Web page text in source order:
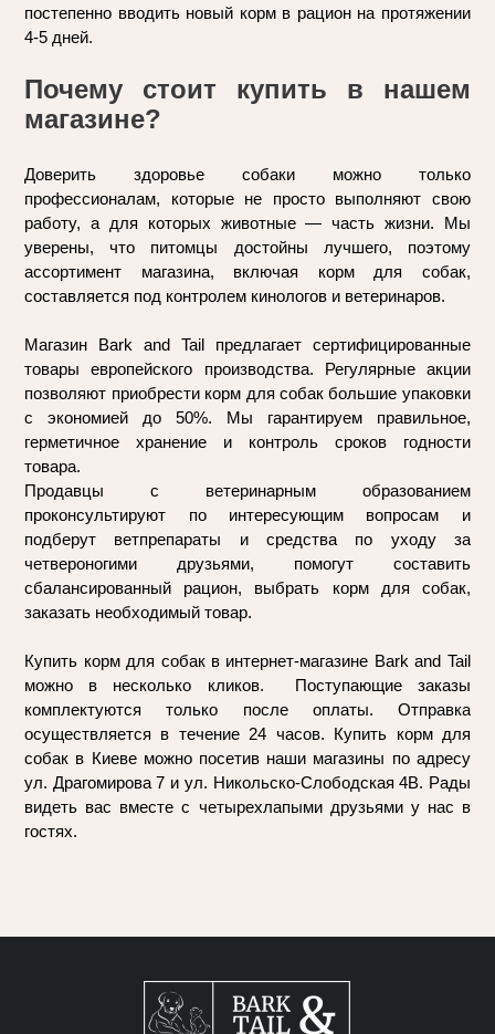
постепенно вводить новый корм в рацион на протяжении
4-5 дней.
Почему стоит купить в нашем
магазине?
Доверить здоровье собаки можно только
профессионалам, которые не просто выполняют свою
работу, а для которых животные — часть жизни. Мы
уверены, что питомцы достойны лучшего, поэтому
ассортимент магазина, включая корм для собак,
составляется под контролем кинологов и ветеринаров.
Магазин Bark and Tail предлагает сертифицированные
товары европейского производства. Регулярные акции
позволяют приобрести корм для собак большие упаковки
с экономией до 50%. Мы гарантируем правильное,
герметичное хранение и контроль сроков годности
товара.
Продавцы с ветеринарным образованием
проконсультируют по интересующим вопросам и
подберут ветпрепараты и средства по уходу за
четвероногими друзьями, помогут составить
сбалансированный рацион, выбрать корм для собак,
заказать необходимый товар.
Купить корм для собак в интернет-магазине Bark and Tail
можно в несколько кликов.  Поступающие заказы
комплектуются только после оплаты. Отправка
осуществляется в течение 24 часов. Купить корм для
собак в Киеве можно посетив наши магазины по адресу
ул. Драгомирова 7 и ул. Никольско-Слободская 4В. Рады
видеть вас вместе с четырехлапыми друзьями у нас в
гостях.